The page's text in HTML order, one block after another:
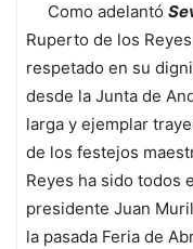
Como adelantó
Ruperto de los
respetado en su
desde la Junta de
larga y ejemplar
de los festejos
Reyes ha sido todos
presidente Juan
la pasada Feria de